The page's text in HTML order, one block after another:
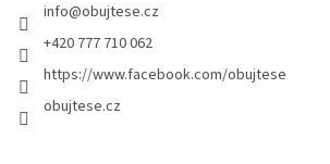
info@obujtese.cz
+420 777 710 062
https://www.facebook.com/obujtese
obujtese.cz